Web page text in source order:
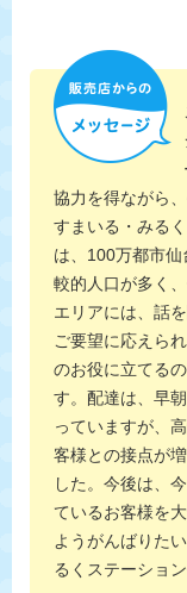
協力を得ながら
すまいる・みる
は、100万都市
較的人口が多く
エリアには、話
ご要望に応えら
のお役に立てる
す。配達は、早
っていますが、
客様との接点が
した。今後は、
ているお客様を
ようがんばりた
るくステーショ